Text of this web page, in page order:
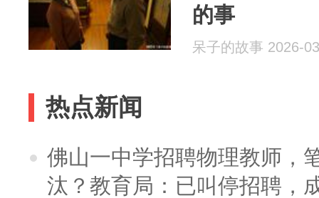
的事
呆子的故事 2026-
热点新闻
佛山一中学招聘物理教师，
汰？教育局：已叫停招聘，